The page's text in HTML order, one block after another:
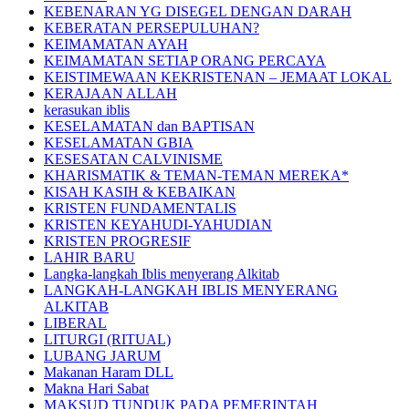
KEBENARAN YG DISEGEL DENGAN DARAH
KEBERATAN PERSEPULUHAN?
KEIMAMATAN AYAH
KEIMAMATAN SETIAP ORANG PERCAYA
KEISTIMEWAAN KEKRISTENAN – JEMAAT LOKAL
KERAJAAN ALLAH
kerasukan iblis
KESELAMATAN dan BAPTISAN
KESELAMATAN GBIA
KESESATAN CALVINISME
KHARISMATIK & TEMAN-TEMAN MEREKA*
KISAH KASIH & KEBAIKAN
KRISTEN FUNDAMENTALIS
KRISTEN KEYAHUDI-YAHUDIAN
KRISTEN PROGRESIF
LAHIR BARU
Langka-langkah Iblis menyerang Alkitab
LANGKAH-LANGKAH IBLIS MENYERANG
ALKITAB
LIBERAL
LITURGI (RITUAL)
LUBANG JARUM
Makanan Haram DLL
Makna Hari Sabat
MAKSUD TUNDUK PADA PEMERINTAH